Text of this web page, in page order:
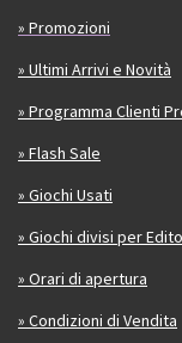
» Promozioni
» Ultimi Arrivi e Novità
» Programma Clienti
» Flash Sale
» Giochi Usati
» Giochi divisi per
» Orari di apertura
» Condizioni di Vendita